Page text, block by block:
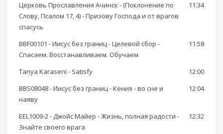
Церковь Прославления Ачинск - (Поклонение по
Слову, Псалом 17, 4) - Призову Господа и от врагов
спасусь
11:34
BBF00101 - Иисус без границ - Целевой сбор -
Спасаем. Восстанавливаем. Обучаем
11:58
Tanya Karaseni - Satisfy
12:00
BBS08048 - Иисус без границ - Кения - во сне и
наяву
12:04
EEL1009-2 - Джойс Майер - Жизнь, полная радости -
Знайте своего врага
12:32